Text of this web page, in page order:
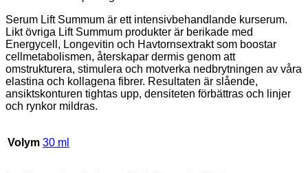
Serum Lift Summum är ett intensivbehandlande kurserum.
Likt övriga Lift Summum produkter är berikade med
Energycell, Longevitin och Havtornsextrakt som boostar
cellmetabolismen, återskapar dermis genom att
omstrukturera, stimulera och motverka nedbrytningen av våra
elastina och kollagena fibrer. Resultaten är slående,
ansiktskonturen tightas upp, densiteten förbättras och linjer
och rynkor mildras.
Volym 30 ml